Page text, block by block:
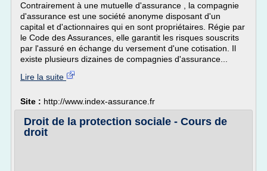
Contrairement à une mutuelle d'assurance , la compagnie
d'assurance est une société anonyme disposant d'un
capital et d'actionnaires qui en sont propriétaires. Régie par
le Code des Assurances, elle garantit les risques souscrits
par l'assuré en échange du versement d'une cotisation. Il
existe plusieurs dizaines de compagnies d'assurance...
Lire la suite
Site : http://www.index-assurance.fr
Droit de la protection sociale - Cours de
droit